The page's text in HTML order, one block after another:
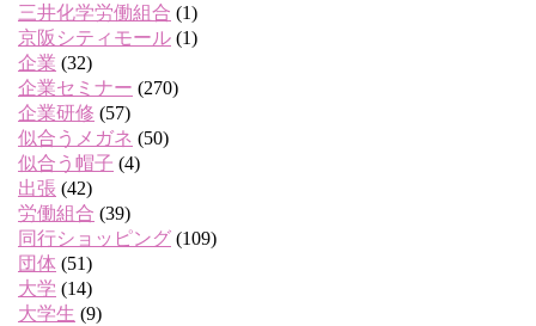
三井化学労働組合 (1)
京阪シティモール (1)
企業 (32)
企業セミナー (270)
企業研修 (57)
似合うメガネ (50)
似合う帽子 (4)
出張 (42)
労働組合 (39)
同行ショッピング (109)
団体 (51)
大学 (14)
大学生 (9)